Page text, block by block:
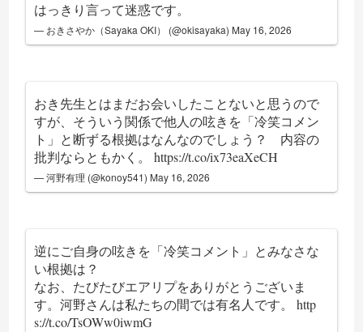
はっきり言って迷惑です。
— おきさやか（Sayaka OKI） (@okisayaka) May 16, 2026
おき先生とはまだお会いしたことないと思うので
すが、そういう関係で他人の呟きを「冷笑コメン
ト」と断ずる根拠はなんなのでしょう？ 内容の
批判ならともかく。https://t.co/ix73eaXeCH
— 河野有理 (@konoy541) May 16, 2026
逆にご自身の呟きを「冷笑コメント」とみなさな
い根拠は？
なお、たびたびエアリプをありがとうございま
す。河野さんは私たちの間では有名人です。http
s://t.co/TsOWw0iwmG